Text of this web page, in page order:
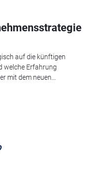
auf die künftigen
welche Erfahrung
mit dem neuen...